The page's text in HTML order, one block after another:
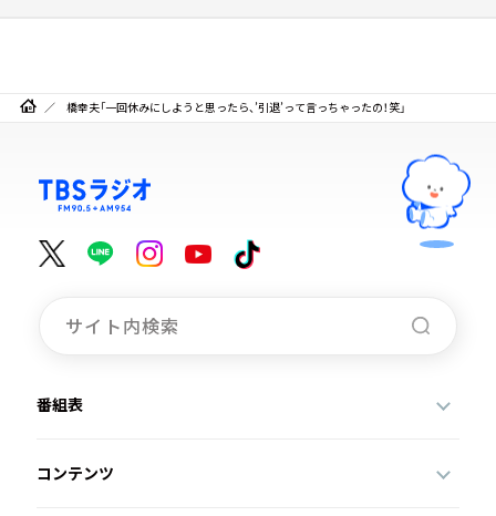
橋幸夫「一回休みにしようと思ったら、’引退’って言っちゃったの！笑」
番組表
コンテンツ